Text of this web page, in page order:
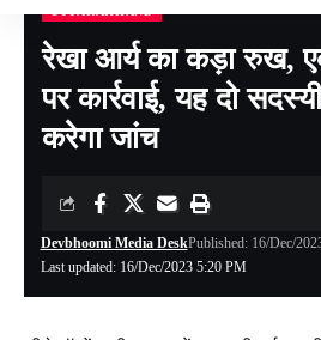
Devbhoomi Media>Blog>NATIONAL>
रेखा आर्य का कड़ा रुख,
पर कार्रवाई, यह दो
करेगा जांच
Last updated: 16/Dec/2023 5:20 PM
Devbhoomi Media DeskPublished: 16/Dec/